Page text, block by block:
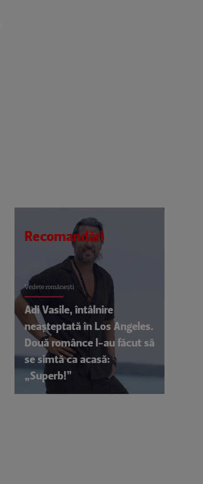
Recomandări
Vedete româneşti
Adi Vasile, întâlnire
neașteptată în Los Angeles.
Două românce l-au făcut să
se simtă ca acasă:
„Superb!”